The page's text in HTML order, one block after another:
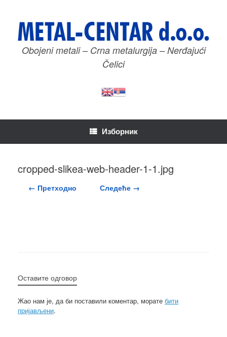
садржај
Obojeni metali – Crna metalurgija – Nerđajući
Čelici
Изборник
cropped-slikea-web-header-1-1.jpg
← Претходно Следеће →
Оставите одговор
Жао нам је, да би поставили коментар, морате бити
пријављени.